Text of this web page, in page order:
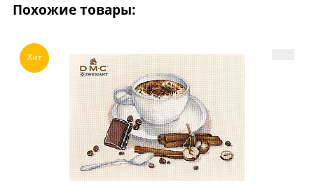
Похожие товары:
Хит